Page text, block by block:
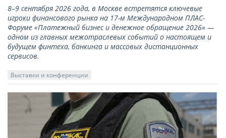
8–9 сентября 2026 года, в Москве встретятся ключевые
игроки финансового рынка на 17-м Международном ПЛАС-
Форуме «Платежный бизнес и денежное обращение 2026» —
одном из главных межотраслевых событий о настоящем и
будущем финтеха, банкинга и массовых дистанционных
сервисов.
Выставки и конференции